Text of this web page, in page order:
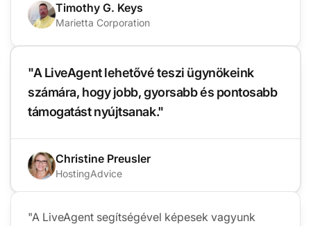
Timothy G. Keys
Marietta Corporation
"A LiveAgent lehetővé teszi ügynökeink
számára, hogy jobb, gyorsabb és pontosabb
támogatást nyújtsanak."
Christine Preusler
HostingAdvice
"A LiveAgent segítségével képesek vagyunk